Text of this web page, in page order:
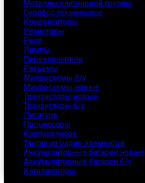
Металлы платиновой группы
Серебро техническое
Конденсаторы
Резисторы
Реле
Лампы
Переключатели
Разъемы
Микросхемы б/у
Микросхемы новые
Транзисторы новые
Транзисторы б/у
Лигатура
Процессоры
Корпуса часов
Тантал из радио элементов
Аккумуляторные батареи новые
Аккумуляторные батареи б/у
Катализаторы